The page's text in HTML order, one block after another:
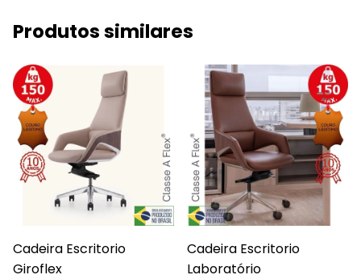
Produtos similares
Cadeira Escritorio
Giroflex
Cadeira Escritorio
Laboratório